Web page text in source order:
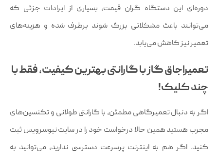
دوره‌ای این دستگاه گران قیمت، بسیاری از ایرادات جزئی که
می‌توانند باعث مشکلاتی بزرگ شوند برطرف شده و هزینه‌های
تعمیر نیز کاهش می‌یابد.
تعمیراجاق گاز با گارانتی بهترین کیفیت، فقط با
چند کلیک!
اگر به دنبال تعمیرگاهی مطمئن، با گارانتی طولانی و تکنسین‌های
مجرب هستید همین حالا درخواست خود را در سایت نیوسرویس ثبت
کنید. اگر هم به اینترنت پرسرعت دسترسی ندارید، می‌توانید به